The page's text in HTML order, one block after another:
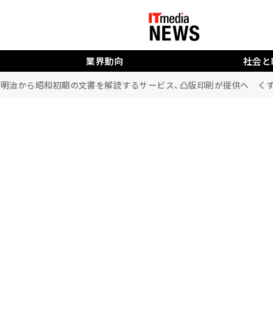
業界動向 社会
明治から昭和初期の文書を解読するサービス、凸版印刷が提供へ く